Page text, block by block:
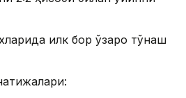
илк бор ўзаро тўқнаш